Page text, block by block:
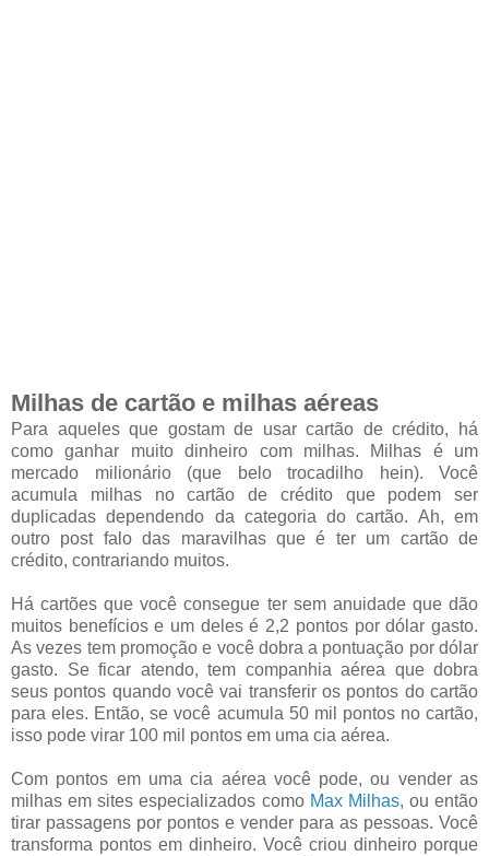
Milhas de cartão e milhas aéreas
Para aqueles que gostam de usar cartão de crédito, há
como ganhar muito dinheiro com milhas. Milhas é um
mercado milionário (que belo trocadilho hein). Você
acumula milhas no cartão de crédito que podem ser
duplicadas dependendo da categoria do cartão. Ah, em
outro post falo das maravilhas que é ter um cartão de
crédito, contrariando muitos.
Há cartões que você consegue ter sem anuidade que dão
muitos benefícios e um deles é 2,2 pontos por dólar gasto.
As vezes tem promoção e você dobra a pontuação por dólar
gasto. Se ficar atendo, tem companhia aérea que dobra
seus pontos quando você vai transferir os pontos do cartão
para eles. Então, se você acumula 50 mil pontos no cartão,
isso pode virar 100 mil pontos em uma cia aérea.
Com pontos em uma cia aérea você pode, ou vender as
milhas em sites especializados como Max Milhas, ou então
tirar passagens por pontos e vender para as pessoas. Você
transforma pontos em dinheiro. Você criou dinheiro porque